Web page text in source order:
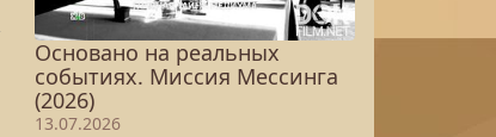
Основано на реальных
событиях. Миссия Мессинга
(2026)
13.07.2026